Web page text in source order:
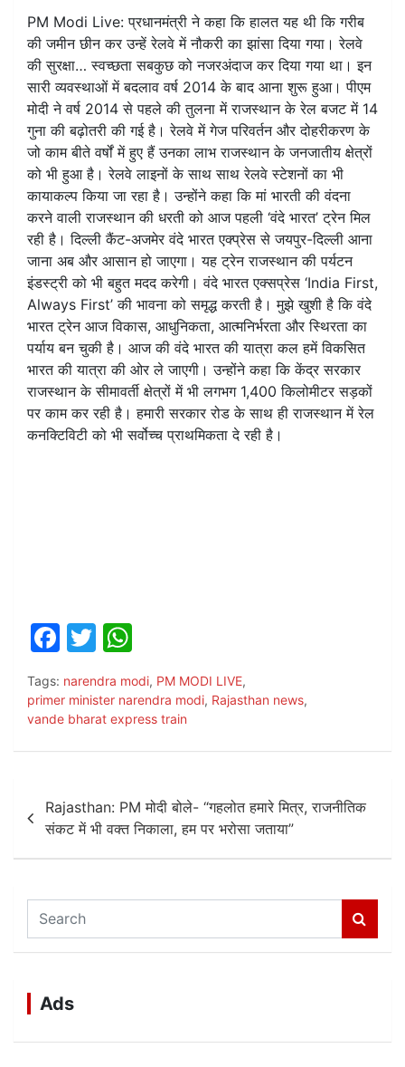
PM Modi Live: प्रधानमंत्री ने कहा कि हालत यह थी कि गरीब
की जमीन छीन कर उन्हें रेलवे में नौकरी का झांसा दिया गया। रेलवे
की सुरक्षा… स्वच्छता सबकुछ को नजरअंदाज कर दिया गया था। इन
सारी व्यवस्थाओं में बदलाव वर्ष 2014 के बाद आना शुरू हुआ। पीएम
मोदी ने वर्ष 2014 से पहले की तुलना में राजस्थान के रेल बजट में 14
गुना की बढ़ोतरी की गई है। रेलवे में गेज परिवर्तन और दोहरीकरण के
जो काम बीते वर्षों में हुए हैं उनका लाभ राजस्थान के जनजातीय क्षेत्रों
को भी हुआ है। रेलवे लाइनों के साथ साथ रेलवे स्टेशनों का भी
कायाकल्प किया जा रहा है। उन्होंने कहा कि मां भारती की वंदना
करने वाली राजस्थान की धरती को आज पहली ‘वंदे भारत’ ट्रेन मिल
रही है। दिल्ली कैंट-अजमेर वंदे भारत एक्प्रेस से जयपुर-दिल्ली आना
जाना अब और आसान हो जाएगा। यह ट्रेन राजस्थान की पर्यटन
इंडस्ट्री को भी बहुत मदद करेगी। वंदे भारत एक्सप्रेस ‘India First,
Always First’ की भावना को समृद्ध करती है। मुझे खुशी है कि वंदे
भारत ट्रेन आज विकास, आधुनिकता, आत्मनिर्भरता और स्थिरता का
पर्याय बन चुकी है। आज की वंदे भारत की यात्रा कल हमें विकसित
भारत की यात्रा की ओर ले जाएगी। उन्होंने कहा कि केंद्र सरकार
राजस्थान के सीमावर्ती क्षेत्रों में भी लगभग 1,400 किलोमीटर सड़कों
पर काम कर रही है। हमारी सरकार रोड के साथ ही राजस्थान में रेल
कनक्टिविटी को भी सर्वोच्च प्राथमिकता दे रही है।
F
c
e
b
o
k
T
w
itt
er
h
at
s
A
p
Tags: narendra modi, PM MODI LIVE,
primer minister narendra modi, Rajasthan news,
vande bharat express train
Post
navigation
Rajasthan: PM मोदी बोले- “गहलोत हमारे मित्र, राजनीतिक
संकट में भी वक्त निकाला, हम पर भरोसा जताया”
a
c
h
Ads